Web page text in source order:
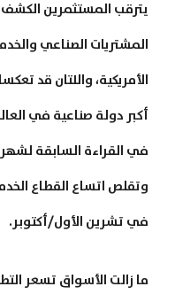
يترقب المستثمرين الكشف
المشتريات الصناعي
الأمريكية، واللتان قد
في القراءة السابقة
في تشرين الأول/أكتوبر.
ما زالت الأسواق تسعر